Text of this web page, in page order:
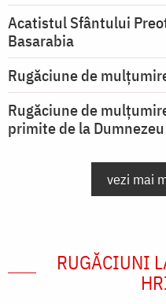
Acatistul Sfântului
Basarabia
Rugăciune de
Rugăciune de
primite de la Dumnezeu
vezi mai
RUGĂCIUNI